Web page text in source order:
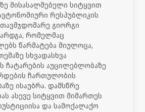
მისასალმებელი სიტყვით
რესპუბლიკის
გიორგი
რომელმაც
წარმატება მიულოცა,
სხვადასხვა
ჩატარების აუცილებლობაზე
ჩართულობის
ისაუბრა. დამსწრე
ასევე სიტყვით მიმართეს
და სამოქალაქო